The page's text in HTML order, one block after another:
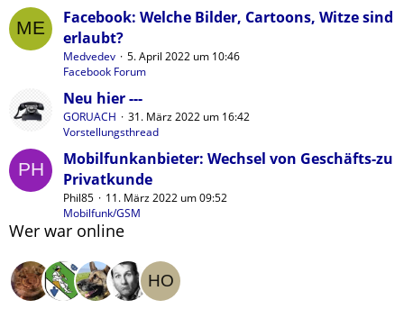
Facebook: Welche Bilder, Cartoons, Witze sind
erlaubt?
Medvedev
5. April 2022 um 10:46
Facebook Forum
Neu hier ---
GORUACH
31. März 2022 um 16:42
Vorstellungsthread
Mobilfunkanbieter: Wechsel von Geschäfts-zu
Privatkunde
Phil85
11. März 2022 um 09:52
Mobilfunk/GSM
Wer war online